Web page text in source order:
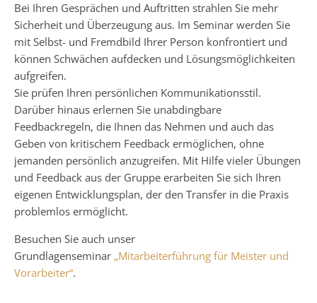
Bei Ihren Gesprächen und Auftritten strahlen Sie mehr
Sicherheit und Überzeugung aus. Im Seminar werden Sie
mit Selbst- und Fremdbild Ihrer Person konfrontiert und
können Schwächen aufdecken und Lösungsmöglichkeiten
aufgreifen.
Sie prüfen Ihren persönlichen Kommunikationsstil.
Darüber hinaus erlernen Sie unabdingbare
Feedbackregeln, die Ihnen das Nehmen und auch das
Geben von kritischem Feedback ermöglichen, ohne
jemanden persönlich anzugreifen. Mit Hilfe vieler Übungen
und Feedback aus der Gruppe erarbeiten Sie sich Ihren
eigenen Entwicklungsplan, der den Transfer in die Praxis
problemlos ermöglicht.
Besuchen Sie auch unser
Grundlagenseminar „Mitarbeiterführung für Meister und
Vorarbeiter“.